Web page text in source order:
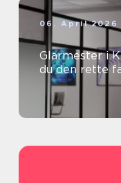
06. April 2026
Glarmester i
du den rette